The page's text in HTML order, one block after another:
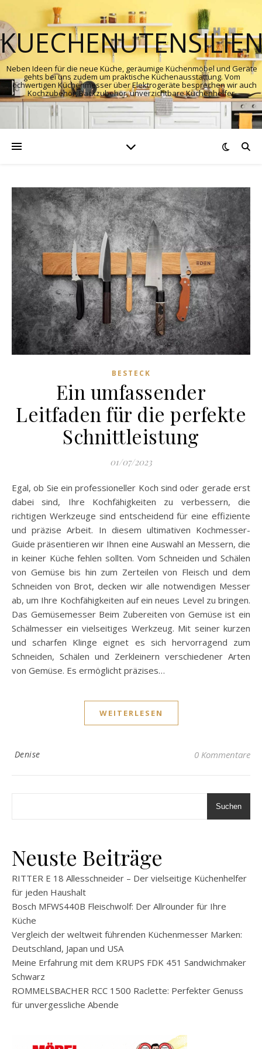
Neben Ideen für die neue Küche, geräumige Küchenmöbel und Geräte
gehts bei uns zudem um praktische Küchenausstattung. Vom
hochwertigen Küchenmesser über Elektrogeräte besprechen wir auch
Kochzubehör, Backzubehör, unverzichtbare Küchenhelfer.
BESTECK
Ein umfassender
Leitfaden für die perfekte
Schnittleistung
01/07/2023
Egal, ob Sie ein professioneller Koch sind oder gerade erst
dabei sind, Ihre Kochfähigkeiten zu verbessern, die
richtigen Werkzeuge sind entscheidend für eine effiziente
und präzise Arbeit. In diesem ultimativen Kochmesser-
Guide präsentieren wir Ihnen eine Auswahl an Messern, die
in keiner Küche fehlen sollten. Vom Schneiden und Schälen
von Gemüse bis hin zum Zerteilen von Fleisch und dem
Schneiden von Brot, decken wir alle notwendigen Messer
ab, um Ihre Kochfähigkeiten auf ein neues Level zu bringen.
Das Gemüsemesser Beim Zubereiten von Gemüse ist ein
Schälmesser ein vielseitiges Werkzeug. Mit seiner kurzen
und scharfen Klinge eignet es sich hervorragend zum
Schneiden, Schälen und Zerkleinern verschiedener Arten
von Gemüse. Es ermöglicht präzises…
WEITERLESEN
Denise 0 Kommentare
Suchen
Neuste Beiträge
RITTER E 18 Allesschneider – Der vielseitige Küchenhelfer
für jeden Haushalt
Bosch MFWS440B Fleischwolf: Der Allrounder für Ihre
Küche
Vergleich der weltweit führenden Küchenmesser Marken:
Deutschland, Japan und USA
Meine Erfahrung mit dem KRUPS FDK 451 Sandwichmaker
Schwarz
ROMMELSBACHER RCC 1500 Raclette: Perfekter Genuss
für unvergessliche Abende